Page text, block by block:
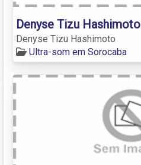
Denyse Tizu Hashimoto
Denyse Tizu Hashimoto
Ultra-som em Sorocaba